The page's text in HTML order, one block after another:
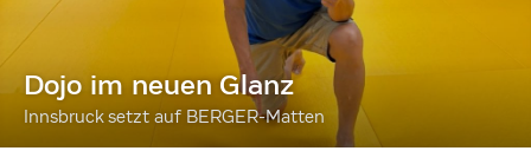
Dojo im neuen Glanz
Innsbruck setzt auf BERGER-Matten